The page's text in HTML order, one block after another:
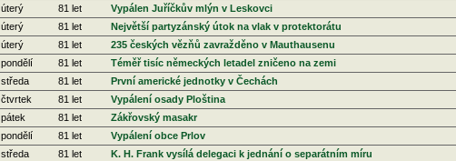
úterý 81 let
Vypálen Juříčkův mlýn v Leskovci
úterý 81 let
Největší partyzánský útok na vlak v protektorátu
úterý 81 let
235 českých vězňů zavražděno v Mauthausenu
pondělí 81 let
Téměř tisíc německých letadel zničeno na zemi
středa 81 let
První americké jednotky v Čechách
čtvrtek 81 let
Vypálení osady Ploština
pátek 81 let
Zákřovský masakr
pondělí 81 let
Vypálení obce Prlov
středa 81 let
K. H. Frank vysílá delegaci k jednání o separátním míru